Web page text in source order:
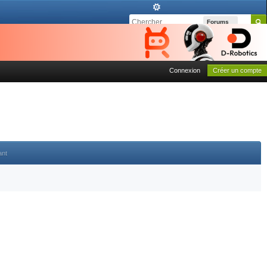
Forums
Connexion Créer un compte